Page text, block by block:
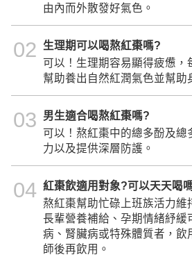
由內而外散發好氣色。
02 生理期可以喝熬紅棗嗎?
可以！生理期容易顯得疲憊，
幫助養出自然紅潤氣色並幫助
03
男生適合喝熬紅棗嗎?
可以！熬紅棗中的總多酚及總
力以及提供深層防護。
04 紅棗飲適用對象?可以天天喝
熬紅棗幫助忙碌上班族活力維
長輩營養補給、孕期情緒紓緩
病、腎臟病或特殊體質者，飲
師後再飲用。